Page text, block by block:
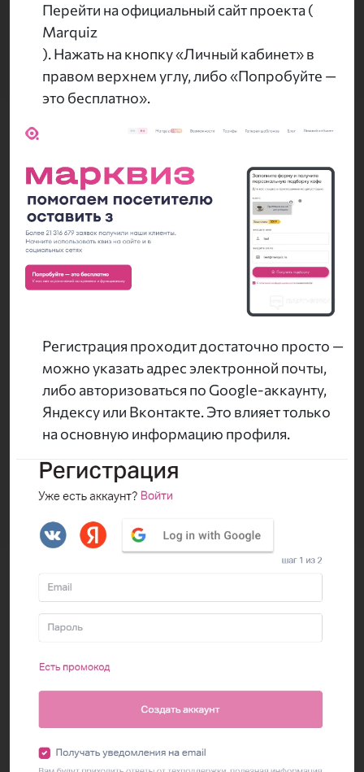
Перейти на официальный сайт проекта (
Marquiz
). Нажать на кнопку «Личный кабинет» в
правом верхнем углу, либо «Попробуйте —
это бесплатно».
Регистрация проходит достаточно просто —
можно указать адрес электронной почты,
либо авторизоваться по Google-аккаунту,
Яндексу или Вконтакте. Это влияет только
на основную информацию профиля.